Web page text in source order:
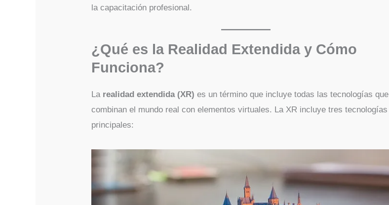
la capacitación profesional.
¿Qué es la Realidad Extendida y Cómo
Funciona?
La realidad extendida (XR) es un término que incluye todas las tecnologías que
combinan el mundo real con elementos virtuales. La XR incluye tres tecnologías
principales: